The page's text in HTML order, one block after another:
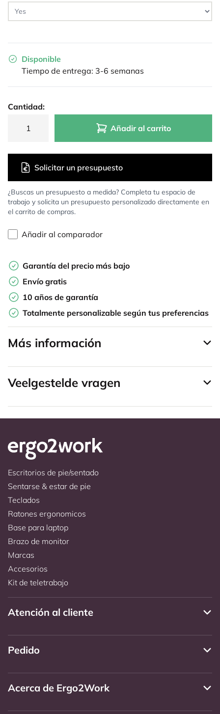
Disponible
Tiempo de entrega: 3-6 semanas
Cantidad:
Añadir al carrito
¿Buscas un presupuesto a medida? Completa tu espacio de
trabajo y solicita un presupuesto personalizado directamente en
el carrito de compras.
Solicitar un presupuesto
Añadir al comparador
Garantía del precio más bajo
Envío gratis
10 años de garantía
Totalmente personalizable según tus preferencias
Más información
Veelgestelde vragen
Escritorios de pie/sentado
Sentarse & estar de pie
Teclados
Ratones ergonomicos
Base para laptop
Brazo de monitor
Marcas
Accesorios
Kit de teletrabajo
Atención al cliente
Pedido
Acerca de Ergo2Work